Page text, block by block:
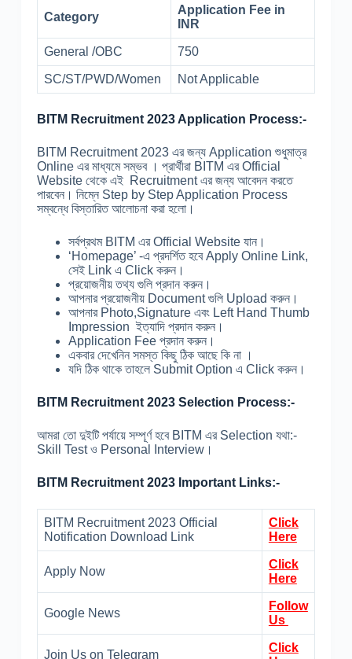
Category
Application Fee in
INR
General /OBC 750
SC/ST/PWD/Women Not Applicable
BITM Recruitment 2023 Application Process:-
BITM Recruitment 2023 এর জন্য Application শুধুমাত্র
Online এর মাধ্যমে সম্ভব । প্রার্থীরা BITM এর Official
Website থেকে এই Recruitment এর জন্য আবেদন করতে
পারবেন। নিম্নে Step by Step Application Process
সম্বন্ধে বিস্তারিত আলোচনা করা হলো।
সর্বপ্রথম BITM এর Official Website যান।
‘Homepage’ -এ প্রদর্শিত হবে Apply Online Link,
সেই Link এ Click করুন।
প্রয়োজনীয় তথ্য গুলি প্রদান করুন।
আপনার প্রয়োজনীয় Document গুলি Upload করুন।
আপনার Photo,Signature এবং Left Hand Thumb
Impression ইত্যাদি প্রদান করুন।
Application Fee প্রদান করুন।
একবার দেখেনিন সমস্ত কিছু ঠিক আছে কি না ।
যদি ঠিক থাকে তাহলে Submit Option এ Click করুন।
BITM Recruitment 2023 Selection Process:-
আমরা তো দুইটি পর্যায়ে সম্পূর্ণ হবে BITM এর Selection যথা:-
Skill Test ও Personal Interview।
BITM Recruitment 2023 Important Links:-
BITM Recruitment 2023 Official
Notification Download Link
Click
Here
Apply Now
Click
Here
Google News
Follow
Us
Join Us on Telegram
Click